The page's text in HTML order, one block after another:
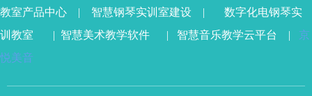
教室产品中心 | 智慧钢琴实训室建设 |
数字化电钢琴实
训教室 | 智慧美术教学软件 | 智慧音乐教学云平台 |
京
悦美音